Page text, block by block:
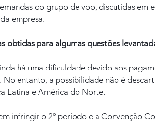
do grupo de voo, discutidas em
empresa.
obtidas para algumas questões
há uma dificuldade devido aos
No entanto, a possibilidade não é
Latina e América do Norte.
infringir o 2º período e a Convenção